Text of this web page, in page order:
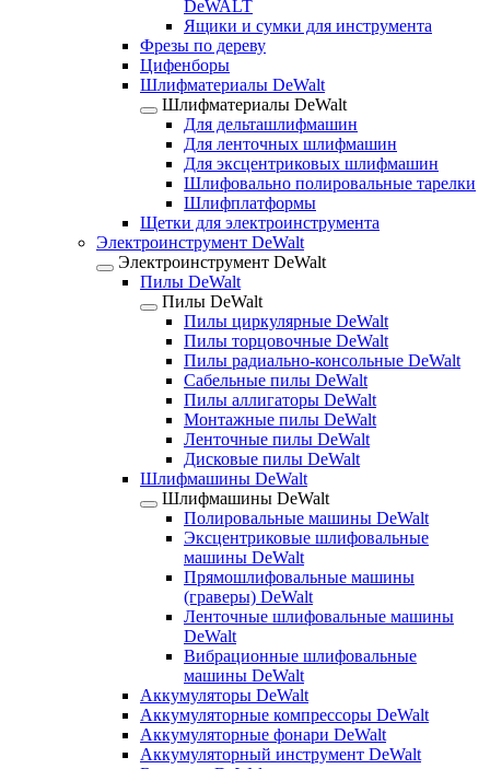
DeWALT
Ящики и сумки для инструмента
Фрезы по дереву
Цифенборы
Шлифматериалы DeWalt
Шлифматериалы DeWalt
Для дельташлифмашин
Для ленточных шлифмашин
Для эксцентриковых шлифмашин
Шлифовально полировальные тарелки
Шлифплатформы
Щетки для электроинструмента
Электроинструмент DeWalt
Электроинструмент DeWalt
Пилы DeWalt
Пилы DeWalt
Пилы циркулярные DeWalt
Пилы торцовочные DeWalt
Пилы радиально-консольные DeWalt
Сабельные пилы DeWalt
Пилы аллигаторы DeWalt
Монтажные пилы DeWalt
Ленточные пилы DeWalt
Дисковые пилы DeWalt
Шлифмашины DeWalt
Шлифмашины DeWalt
Полировальные машины DeWalt
Эксцентриковые шлифовальные
машины DeWalt
Прямошлифовальные машины
(граверы) DeWalt
Ленточные шлифовальные машины
DeWalt
Вибрационные шлифовальные
машины DeWalt
Аккумуляторы DeWalt
Аккумуляторные компрессоры DeWalt
Аккумуляторные фонари DeWalt
Аккумуляторный инструмент DeWalt